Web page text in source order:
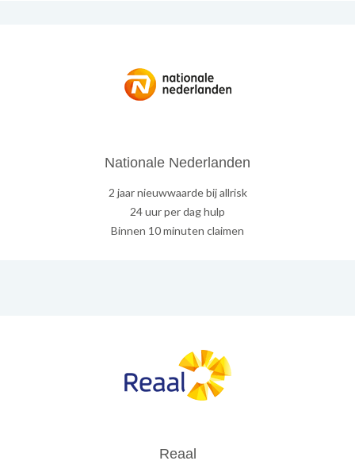
Nationale Nederlanden
2 jaar nieuwwaarde bij allrisk
24 uur per dag hulp
Binnen 10 minuten claimen
Reaal